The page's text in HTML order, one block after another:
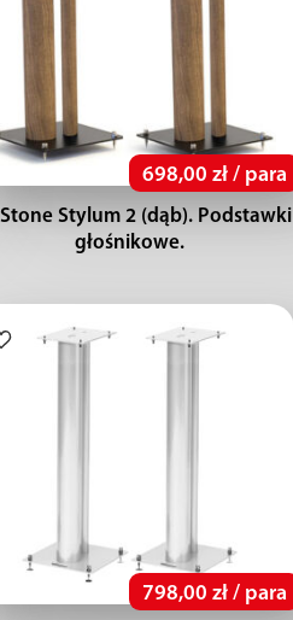
698,00 zł / para
Stylum 2 (dąb). Podstawki
głośnikowe.
798,00 zł / para